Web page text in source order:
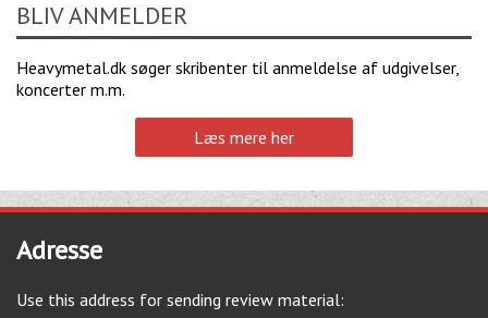
BLIV ANMELDER
Heavymetal.dk søger skribenter til anmeldelse af udgivelser,
koncerter m.m.
Læs mere her
Adresse
Use this address for sending review material: